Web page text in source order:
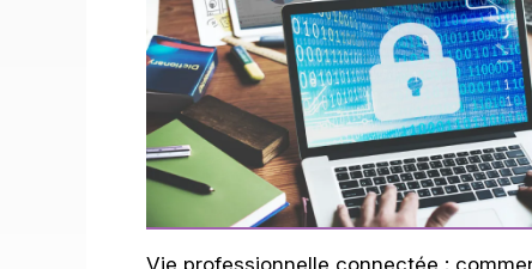
Vie professionnelle connectée :